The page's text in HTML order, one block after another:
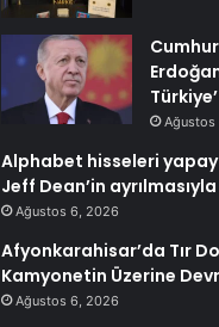
Ağustos
Alphabet hisseleri
Jeff Dean’in
Ağustos 6, 2026
Afyonkarahisar’da Tır
Kamyonetin Üzerine
Ağustos 6, 2026